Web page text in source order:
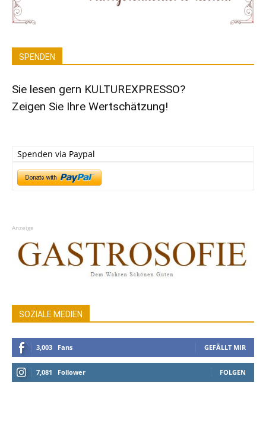
SPENDEN
Sie lesen gern KULTUREXPRESSO?
Zeigen Sie Ihre Wertschätzung!
Spenden via Paypal
Anzeige
SOZIALE MEDIEN
3,003 Fans GEFÄLLT MIR
7,081 Follower FOLGEN